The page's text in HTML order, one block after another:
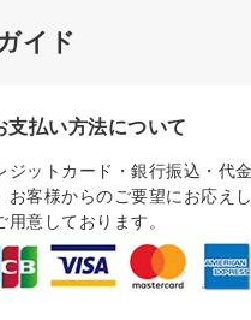
イド
支払い方法について
ジットカード・銀行振込・代
お客様からのご要望にお応え
用意しております。